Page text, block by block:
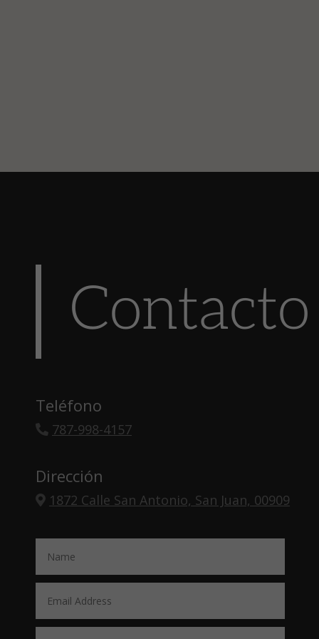
Contacto
Teléfono
787-998-4157
Dirección
1872 Calle San Antonio, San Juan, 00909